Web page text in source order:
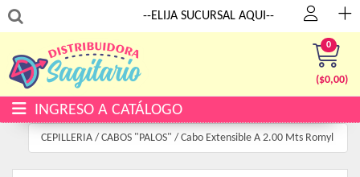
--ELIJA SUCURSAL AQUI--
0
($0,00)
INGRESO A CATÁLOGO
CEPILLERIA / CABOS "PALOS" / Cabo Extensible A 2.00 Mts Romyl